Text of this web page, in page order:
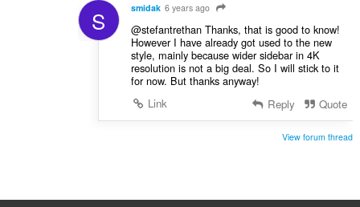
S smidak 6 years ago
@stefantrethan Thanks, that is good to know!
However I have already got used to the new
style, mainly because wider sidebar in 4K
resolution is not a big deal. So I will stick to it
for now. But thanks anyway!
Link
Reply Quote
View forum thread